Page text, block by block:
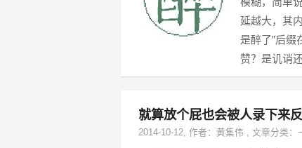
延越大，其
是醉了”后
赞？是讥诮
就算放个屁也会被人录下来
2014-10-12, 作者： 黄集伟 , 文章分类：